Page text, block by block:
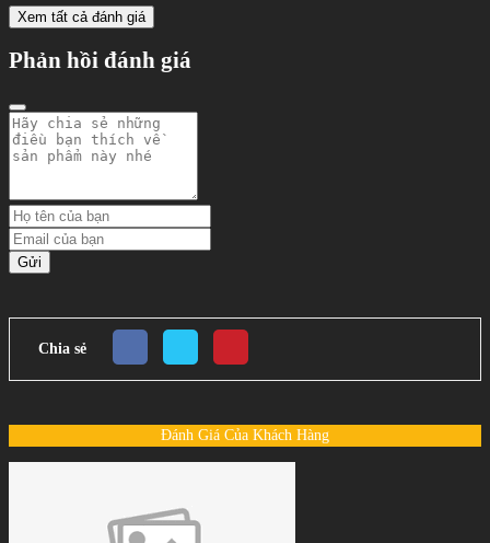
Xem tất cả đánh giá
Phản hồi đánh giá
Gửi
Chia sẻ
Đánh Giá Của Khách Hàng